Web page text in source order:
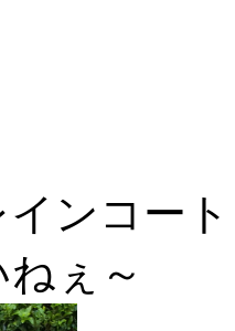
ンコー
ぇ～